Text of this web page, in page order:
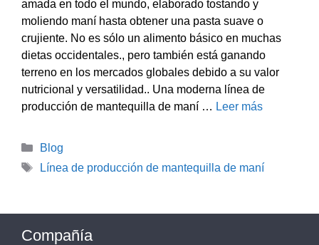
amada en todo el mundo, elaborado tostando y
moliendo maní hasta obtener una pasta suave o
crujiente. No es sólo un alimento básico en muchas
dietas occidentales., pero también está ganando
terreno en los mercados globales debido a su valor
nutricional y versatilidad.. Una moderna línea de
producción de mantequilla de maní … Leer más
Categorías
Blog
Etiquetas
Línea de producción de mantequilla de maní
Compañía